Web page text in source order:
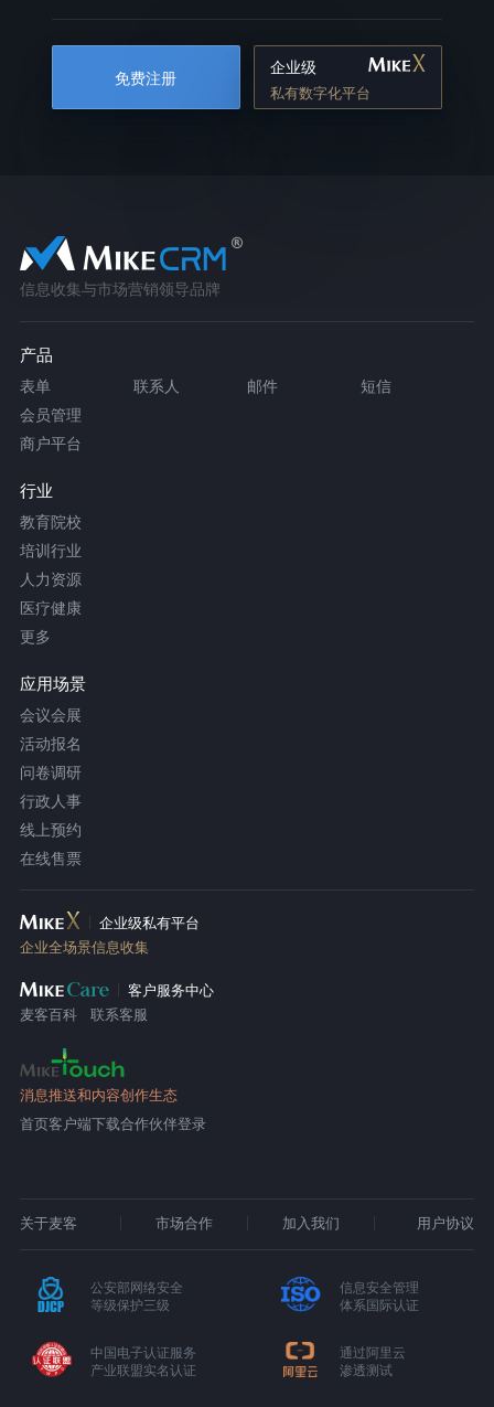
免费注册
企业级
私有数字化平台
信息收集与市场营销领导品牌
产品
表单 联系人 邮件
短信
会员管理
商户平台
行业
教育院校
培训行业
人力资源
医疗健康
更多
应用场景
会议会展
活动报名
问卷调研
行政人事
线上预约
在线售票
企业级私有平台
企业全场景信息收集
客户服务中心
麦客百科
联系客服
消息推送和内容创作生态
首页客户端下载合作伙伴登录
关于麦客 市场合作 加入我们 用户协议
公安部网络安全
等级保护三级
信息安全管理
体系国际认证
中国电子认证服务
产业联盟实名认证
通过阿里云
渗透测试